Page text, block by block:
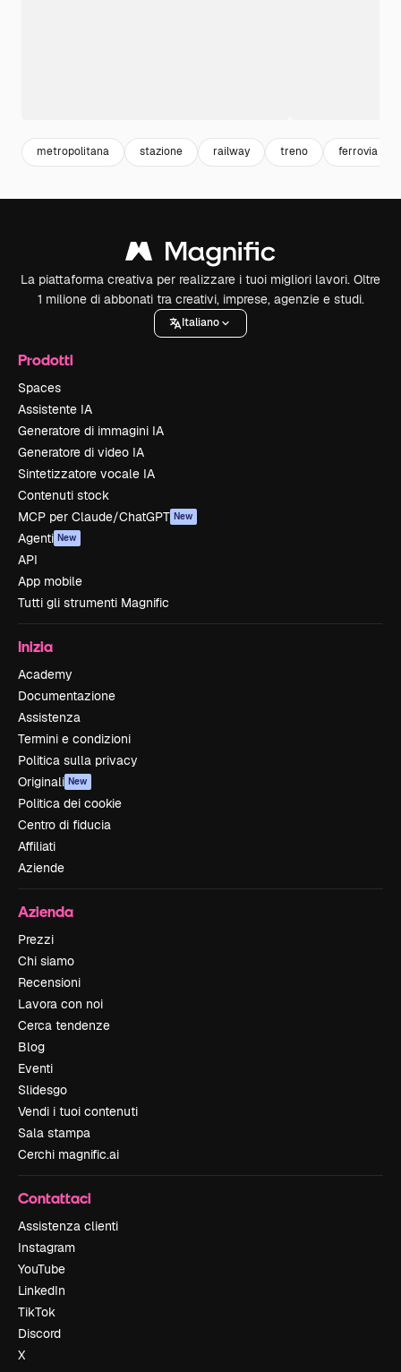
metropolitana stazione railway treno ferrovia
La piattaforma creativa per realizzare i tuoi migliori lavori. Oltre
1 milione di abbonati tra creativi, imprese, agenzie e studi.
Italiano
Prodotti
Spaces
Assistente IA
Generatore di immagini IA
Generatore di video IA
Sintetizzatore vocale IA
Contenuti stock
MCP per Claude/ChatGPT New
Agenti New
API
App mobile
Tutti gli strumenti Magnific
Inizia
Academy
Documentazione
Assistenza
Termini e condizioni
Politica sulla privacy
Originali New
Politica dei cookie
Centro di fiducia
Affiliati
Aziende
Azienda
Prezzi
Chi siamo
Recensioni
Lavora con noi
Cerca tendenze
Blog
Eventi
Slidesgo
Vendi i tuoi contenuti
Sala stampa
Cerchi magnific.ai
Contattaci
Assistenza clienti
Instagram
YouTube
LinkedIn
TikTok
Discord
X